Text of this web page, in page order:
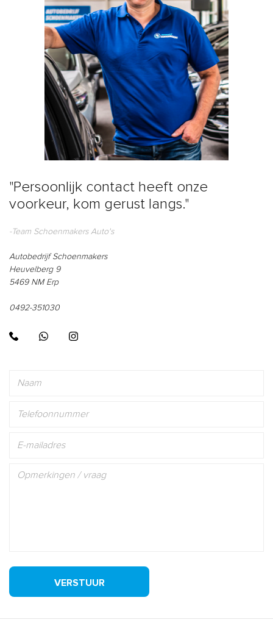
"Persoonlijk contact heeft onze
voorkeur, kom gerust langs."
-Team Schoenmakers Auto's
Autobedrijf Schoenmakers
Heuvelberg 9
5469 NM Erp
0492-351030
VERSTUUR